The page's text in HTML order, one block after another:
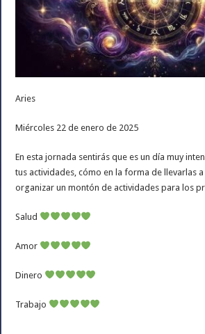
Aries
Miércoles 22 de enero de 2025
En esta jornada sentirás que es un día muy
tus actividades, cómo en la forma de llevarlas
organizar un montón de actividades para los
Salud
Amor
Dinero
Trabajo